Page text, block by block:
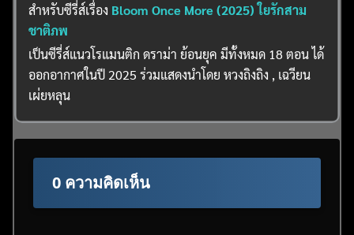
สำหรับซีรี่ส์เรื่อง Bloom Once More (2025) ใยรักสาม
ชาติภพ
เป็นซีรี่ส์แนวโรแมนติก ดราม่า ย้อนยุค มีทั้งหมด 18 ตอน ได้
ออกอากาศในปี 2025 ร่วมแสดงนำโดย หวงถิงถิง , เฉวียน
เผ่ยหลุน
0 ความคิดเห็น